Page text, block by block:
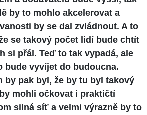
by to mohlo akcelerovat a
by se dal zvládnout. A to
se takový počet lidí bude chtít
si přál. Teď to tak vypadá, ale
bude vyvíjet do budoucna.
by pak byl, že by tu byl takový
mohli očkovat i praktičtí
silná síť a velmi výrazně by to